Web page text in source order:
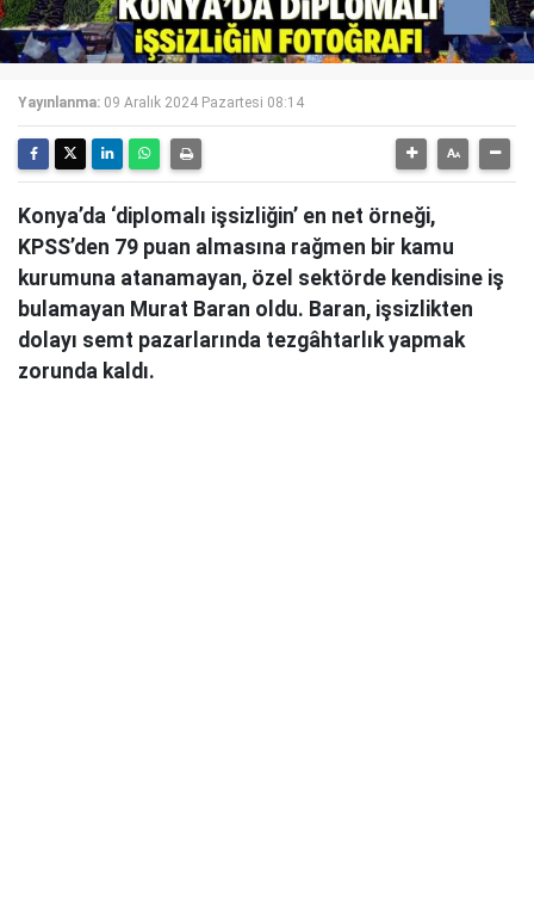
Yayınlanma: 09 Aralık 2024 Pazartesi 08:14
Konya’da ‘diplomalı işsizliğin’ en net örneği,
KPSS’den 79 puan almasına rağmen bir kamu
kurumuna atanamayan, özel sektörde kendisine iş
bulamayan Murat Baran oldu. Baran, işsizlikten
dolayı semt pazarlarında tezgâhtarlık yapmak
zorunda kaldı.